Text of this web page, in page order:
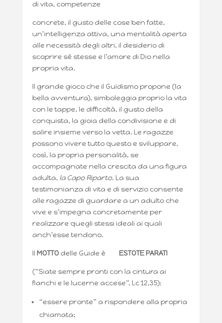
di vita, competenze
concrete, il gusto delle cose ben fatte,
un’intelligenza attiva, una mentalità aperta
alle necessità degli altri, il desiderio di
scoprire sé stesse e l’amore di Dio nella
propria vita.
Il grande gioco che il Guidismo propone (la
bella avventura), simboleggia proprio la vita
con le tappe, le difficoltà, il gusto della
conquista, la gioia della condivisione e di
salire insieme verso la vetta. Le ragazze
possono vivere tutto questo e sviluppare,
così, la propria personalità, se
accompagnate nella crescita da una figura
adulta, la Capo Riparto. La sua
testimonianza di vita e di servizio consente
alle ragazze di guardare a un adulto che
vive e s’impegna concretamente per
realizzare quegli stessi ideali ai quali
anch’esse tendono.
Il MOTTOdelle Guide è ESTOTE PARATI
(“Siate sempre pronti con la cintura ai
fianchi e le lucerne accese”, Lc 12,35):
“essere pronte” a rispondere alla propria
chiamata;